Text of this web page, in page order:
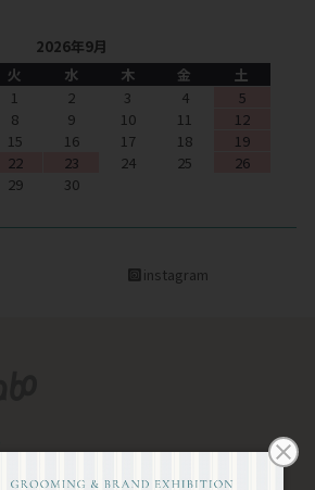
2026年9月
火 水 木 金
土
1
2 3 4
5
8 9 10 11
12
15 16 17 18
19
22 23 24 25
26
29 30
instagram
阪市西区江戸堀1-23-11 6F